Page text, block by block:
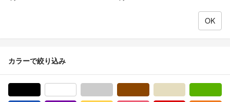
カラーで絞り込み